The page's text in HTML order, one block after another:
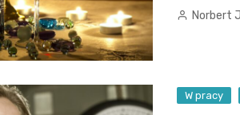
Norbert
W pracy